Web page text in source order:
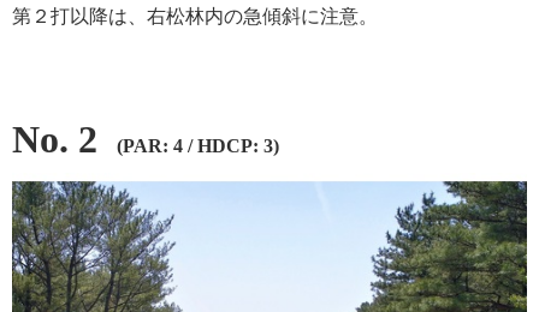
第２打以降は、右松林内の急傾斜に注意。
No. 2 (PAR: 4 / HDCP: 3)